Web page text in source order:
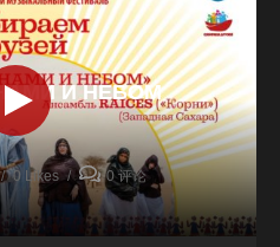
И НЕБОМ
0 Likes 0 评论